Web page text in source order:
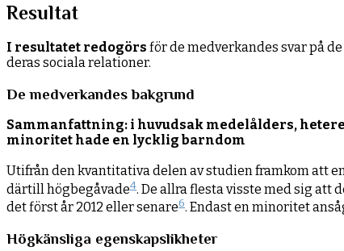
Resultat
I resultatet redogörs för de medverkandes svar på
deras sociala relationer.
De medverkandes bakgrund
Sammanfattning: i huvudsak medelålders,
minoritet hade en lycklig barndom
Utifrån den kvantitativa delen av studien framkom att
därtill högbegåvade4. De allra flesta visste med sig att
det först år 2012 eller senare6. Endast en minoritet
Högkänsliga egenskapslikheter